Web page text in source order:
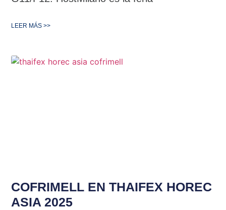
LEER MÁS >>
COFRIMELL EN THAIFEX HOREC
ASIA 2025